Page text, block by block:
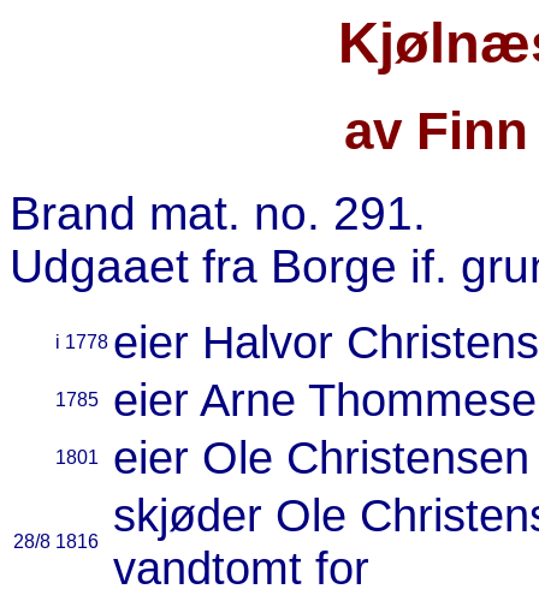
av
Brand mat. no. 291.
Udgaaet fra Borge if.
i 1778 eier Halvor
1785 eier Arne
1801 eier Ole
28/8 1816
skjøder Ole
vandtomt for